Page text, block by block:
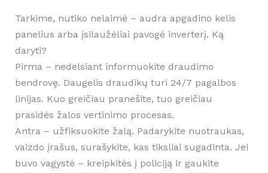
Tarkime, nutiko nelaimė – audra apgadino kelis
panelius arba įsilaužėliai pavogė inverterį. Ką
daryti?
Pirma – nedelsiant informuokite draudimo
bendrovę. Daugelis draudikų turi 24/7 pagalbos
linijas. Kuo greičiau pranešite, tuo greičiau
prasidės žalos vertinimo procesas.
Antra – užfiksuokite žalą. Padarykite nuotraukas,
vaizdo įrašus, surašykite, kas tiksliai sugadinta. Jei
buvo vagystė – kreipkitės į policiją ir gaukite